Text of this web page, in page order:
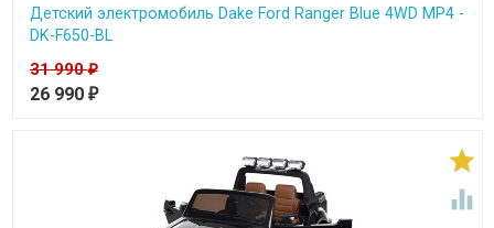
Детский электромобиль Dake Ford Ranger Blue 4WD MP4 -
DK-F650-BL
31 990₽
26 990 ₽

